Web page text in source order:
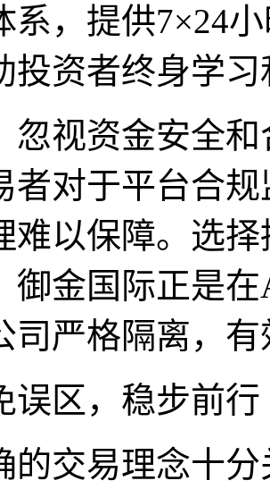
系，提供7×24
投资者终身学
忽视资金安全
者对于平台合
难以保障。选
御金国际正是
司严格隔离，
误区，稳步前行
的交易理念十